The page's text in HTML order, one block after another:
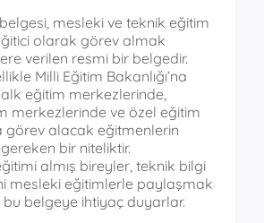
mesleki ve teknik eğitim
olarak görev almak
verilen resmi bir belgedir.
Milli Eğitim Bakanlığı’na
eğitim merkezlerinde,
merkezlerinde ve özel eğitim
görev alacak eğitmenlerin
bir niteliktir.
almış bireyler, teknik bilgi
mesleki eğitimlerle paylaşmak
belgeye ihtiyaç duyarlar.